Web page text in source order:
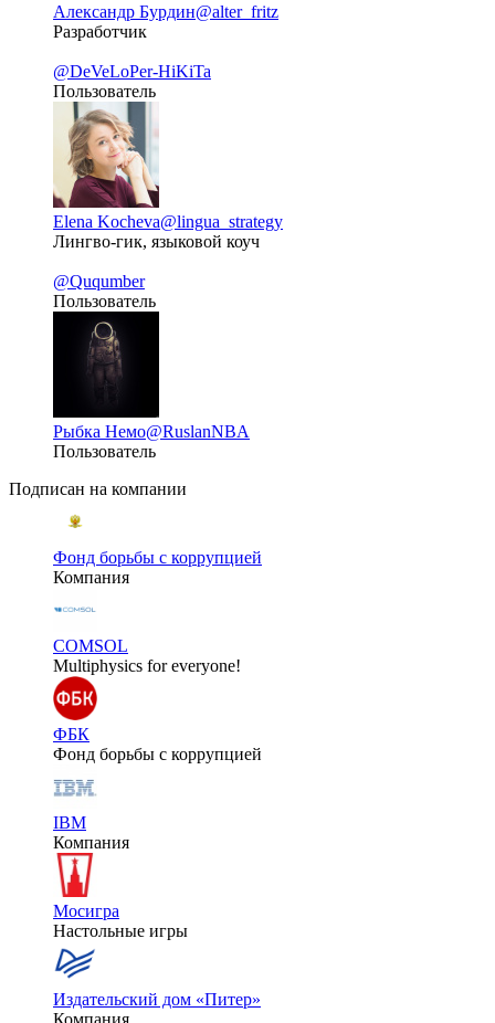
Александр Бурдин@alter_fritz
Разработчик
@DeVeLoPer-HiKiTa
Пользователь
Elena Kocheva@lingua_strategy
Лингво-гик, языковой коуч
@Ququmber
Пользователь
Рыбка Немо@RuslanNBA
Пользователь
Подписан на компании
Фонд борьбы с коррупцией
Компания
COMSOL
Multiphysics for everyone!
ФБК
Фонд борьбы с коррупцией
IBM
Компания
Мосигра
Настольные игры
Издательский дом «Питер»
Компания